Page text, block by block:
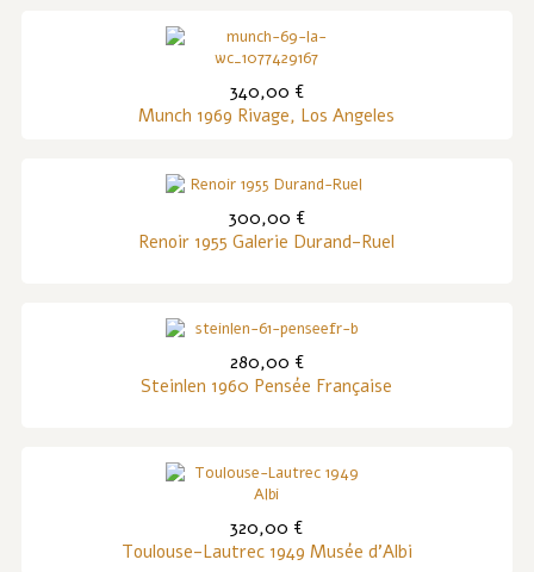
340,00 €
Munch 1969 Rivage, Los Angeles
300,00 €
Renoir 1955 Galerie Durand-Ruel
280,00 €
Steinlen 1960 Pensée Française
320,00 €
Toulouse-Lautrec 1949 Musée d'Albi